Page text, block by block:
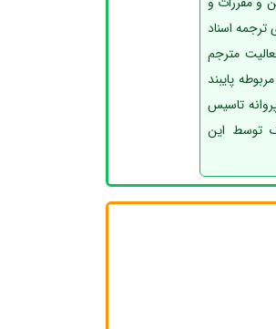
اسناد
مترجم
پایبند
تاسیس
توسط این